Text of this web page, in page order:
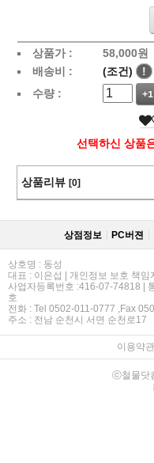
상품가 : 58,000원
배송비 :
(조건)
!
수량 :
+1
선택하신 상품
상품리뷰 [0]
상점정보 PC버젼
상호명 : 동성
대표 : 이은섭 | 개인정보 보호 책임
사업자등록번호 :416-07-74818 |
호
전화 : Tel 0502-011-0777 ,Fax
주소 : 전남 순천시 서면 순천로17
이용약관
ⓒ철물닷